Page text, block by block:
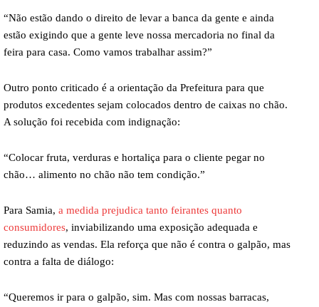
“Não estão dando o direito de levar a banca da gente e ainda
estão exigindo que a gente leve nossa mercadoria no final da
feira para casa. Como vamos trabalhar assim?”
Outro ponto criticado é a orientação da Prefeitura para que
produtos excedentes sejam colocados dentro de caixas no chão.
A solução foi recebida com indignação:
“Colocar fruta, verduras e hortaliça para o cliente pegar no
chão… alimento no chão não tem condição.”
Para Samia, a medida prejudica tanto feirantes quanto
consumidores, inviabilizando uma exposição adequada e
reduzindo as vendas. Ela reforça que não é contra o galpão, mas
contra a falta de diálogo:
“Queremos ir para o galpão, sim. Mas com nossas barracas,